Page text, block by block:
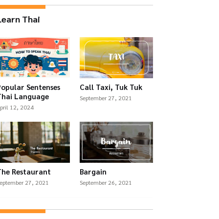
Thai
Sentenses
Language
12, 2024
Call Taxi, Tuk Tuk
September 27, 2021
Restaurant
27, 2021
Bargain
September 26, 2021